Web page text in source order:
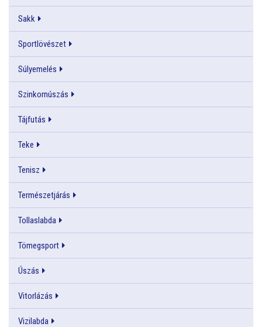
Sakk
Sportlövészet
Súlyemelés
Szinkornúszás
Tájfutás
Teke
Tenisz
Természetjárás
Tollaslabda
Tömegsport
Úszás
Vitorlázás
Vizilabda